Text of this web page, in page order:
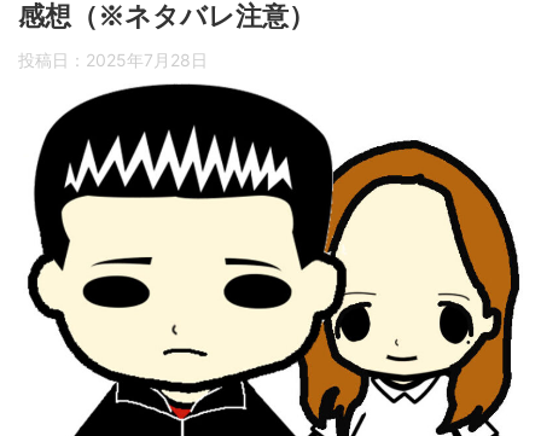
感想（※ネタバレ注意）
投稿日： 2025年7月28日